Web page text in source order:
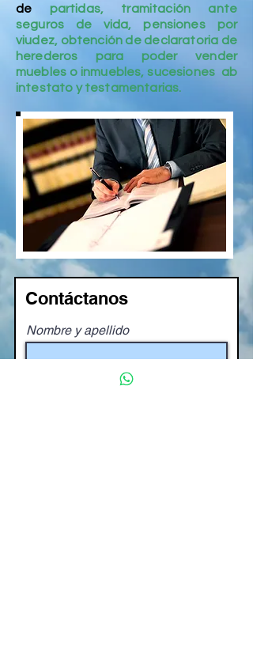
de partidas, tramitación ante
seguros de vida,
pensiones por
viudez, obtención de declaratoria de
herederos para poder vender
muebles o inmuebles, sucesiones ab
intestato y testamentarias.
Contáctanos
Nombre y apellido